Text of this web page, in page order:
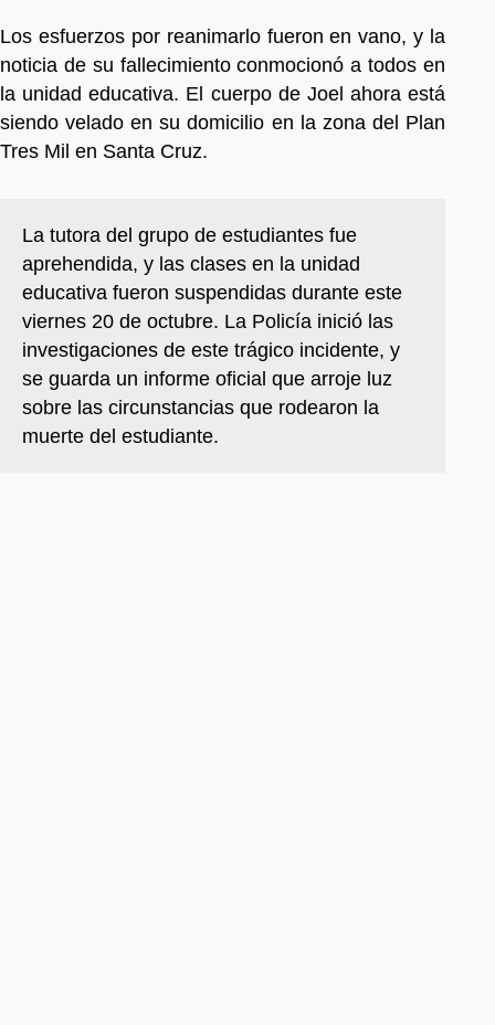
Los esfuerzos por reanimarlo fueron en vano, y la
noticia de su fallecimiento conmocionó a todos en
la unidad educativa. El cuerpo de Joel ahora está
siendo velado en su domicilio en la zona del Plan
Tres Mil en Santa Cruz.
La tutora del grupo de estudiantes fue
aprehendida, y las clases en la unidad
educativa fueron suspendidas durante este
viernes 20 de octubre. La Policía inició las
investigaciones de este trágico incidente, y
se guarda un informe oficial que arroje luz
sobre las circunstancias que rodearon la
muerte del estudiante.